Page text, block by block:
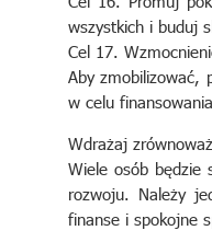
wszystkich i buduj
Cel 17.
Aby zmobilizować,
w celu
Wdrażaj
Wiele osób będzie
rozwoju. Należy
finanse i spokojne